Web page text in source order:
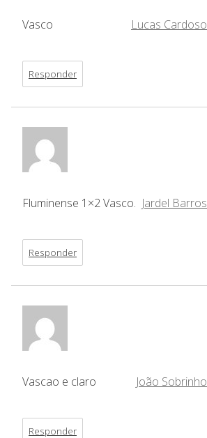
Lucas Cardoso
Vasco
Responder
Jardel Barros
Fluminense 1×2 Vasco.
Responder
João Sobrinho
Vascao e claro
Responder